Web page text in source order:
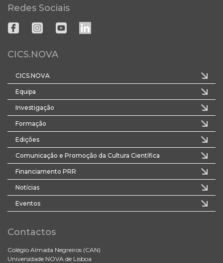
Redes Sociais
CICS.NOVA
CICS.NOVA
Equipa
Investigação
Formação
Edições
Comunicação e Promoção da Cultura Científica
Financiamento PRR
Notícias
Eventos
Contactos
Colégio Almada Negreiros (CAN)
Universidade NOVA de Lisboa